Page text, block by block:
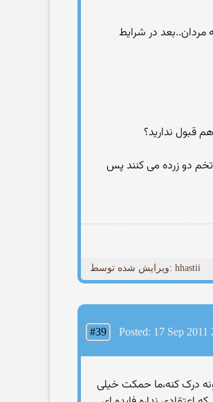
در شرایط
دو زرده می كنند پس
ویرایش شده توسط: hhastii
#39 Posted: 17 Sep 2011
درک کنه،ما حمکت خیلی